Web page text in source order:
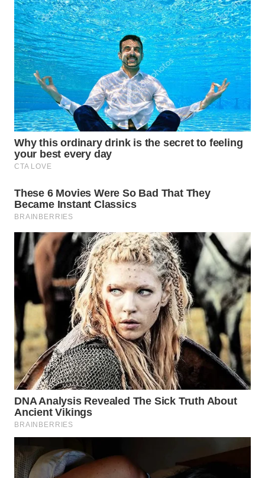
WN
TAPANULI
SELATAN
WN
TANJUNG
LESUNG
WN
KARO
WN
WN
WN
TAPANULI
TENGAH
WN DELI
SERDANG
WN
TEBING
TINGGI
WN
PAKPAK
WN
KARAWANG